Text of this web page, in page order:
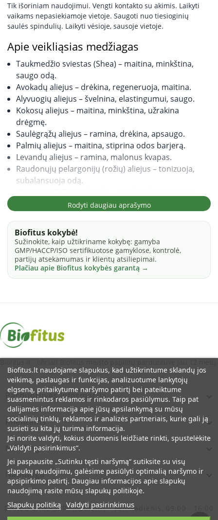
Tik išoriniam naudojimui. Vengti kontakto su akimis. Laikyti
vaikams nepasiekiamoje vietoje. Saugoti nuo tiesioginių
saulės spindulių. Laikyti vėsioje, sausoje vietoje.
Apie veikliąsias medžiagas
Taukmedžio sviestas (Shea) – maitina, minkština,
saugo odą.
Avokadų aliejus – drėkina, regeneruoja, maitina.
Alyvuogių aliejus – švelnina, elastingumui, saugo.
Kokosų aliejus – maitina, minkština, užrakina
drėgmę.
Saulėgrąžų aliejus – ramina, drėkina, apsaugo.
Palmių aliejus – maitina, stiprina odos barjerą.
Levandų aliejus – ramina, malonus kvapas.
Raudonųjų pelargonijų (rožių) aliejus – tonizuoja,
subalansuoja odą.
nuo išsausėjimo.
Sudėtis:
Aqua, Butyrospermum Parkii (Shea) Butter, Olea Europaea
(Olive) Fruit Oil, Persea Gratissima (Avocado) Oil, Helianthus
Annuus (Sunflower) Seed Oil, Cetearyl Alcohol, Cocos Nucifera
Linalool, Citronellol, Geraniol, Citral, Limonene, Coumarin.*
* Sudėtyje gali būti natūraliai eteriniuose aliejuose randamų
alergenų.
Kilmės Šalis:Jungtinė Karalystė
Rodyti daugiau aprašymo
Biofitus kokybė!
Sužinokite, kaip užtikriname kokybę: gamyba
GMP/HACCP/ISO sertifikuotose gamyklose, kontrolė,
partijų atsekamumas ir klientų atsiliepimai.
Plačiau apie Biofitus kokybės garantą →
Parduotuvės Informacija
Klientams 
Naudinga
Naudinga
Biofitus.lt naudojame slapukus, kad užtikrintume sklandų jos
veikimą, paslaugas ir funkcijas, analizuotume lankytojų
elgseną, pritaikytume naršymo patirtį bei pateiktume
suasmenintus reklamos ir rinkodaros pasiūlymus. Taip pat
dalijamės informacija apie jūsų apsilankymą su mūsų
socialinių tinklų, reklamos ir analizės partneriais, kurie gali ją
susieti su kita jų turima informacija.
Jei norite valdyti, kokius duomenis leidžiate rinkti, spustelėkite
„Valdyti pasirinkimus“.
Jei paspausite „Sutinku tęsti naršymą“ sutiksite su visų
slapukų naudojimu, galėsime pasiūlyti optimalią naršymo ir
apsipirkimo patirtį. Daugiau informacijos apie slapukų
naudojimą rasite mūsų slapukų politikoje.
Slapukų politiką Valdyti pasirinkimus
DARBO LAIKAS:
Pirmadienis - Penktadienis, 09:00 - 16:00